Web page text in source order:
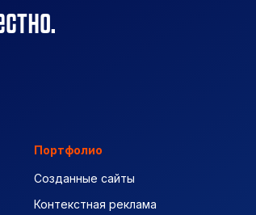
Портфолио
Созданные сайты
Контекстная реклама